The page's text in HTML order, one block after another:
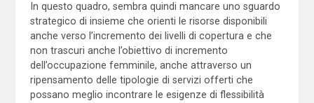
In questo quadro, sembra quindi mancare uno sguardo
strategico di insieme che orienti le risorse disponibili
anche verso l’incremento dei livelli di copertura e che
non trascuri anche l’obiettivo di incremento
dell’occupazione femminile, anche attraverso un
ripensamento delle tipologie di servizi offerti che
possano meglio incontrare le esigenze di flessibilità